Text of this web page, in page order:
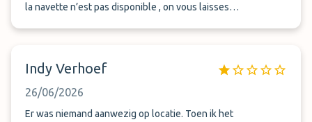
la navette n’est pas disponible , on vous laisses
Indy Verhoef
26/06/2026
Er was niemand aanwezig op locatie. Toen ik het